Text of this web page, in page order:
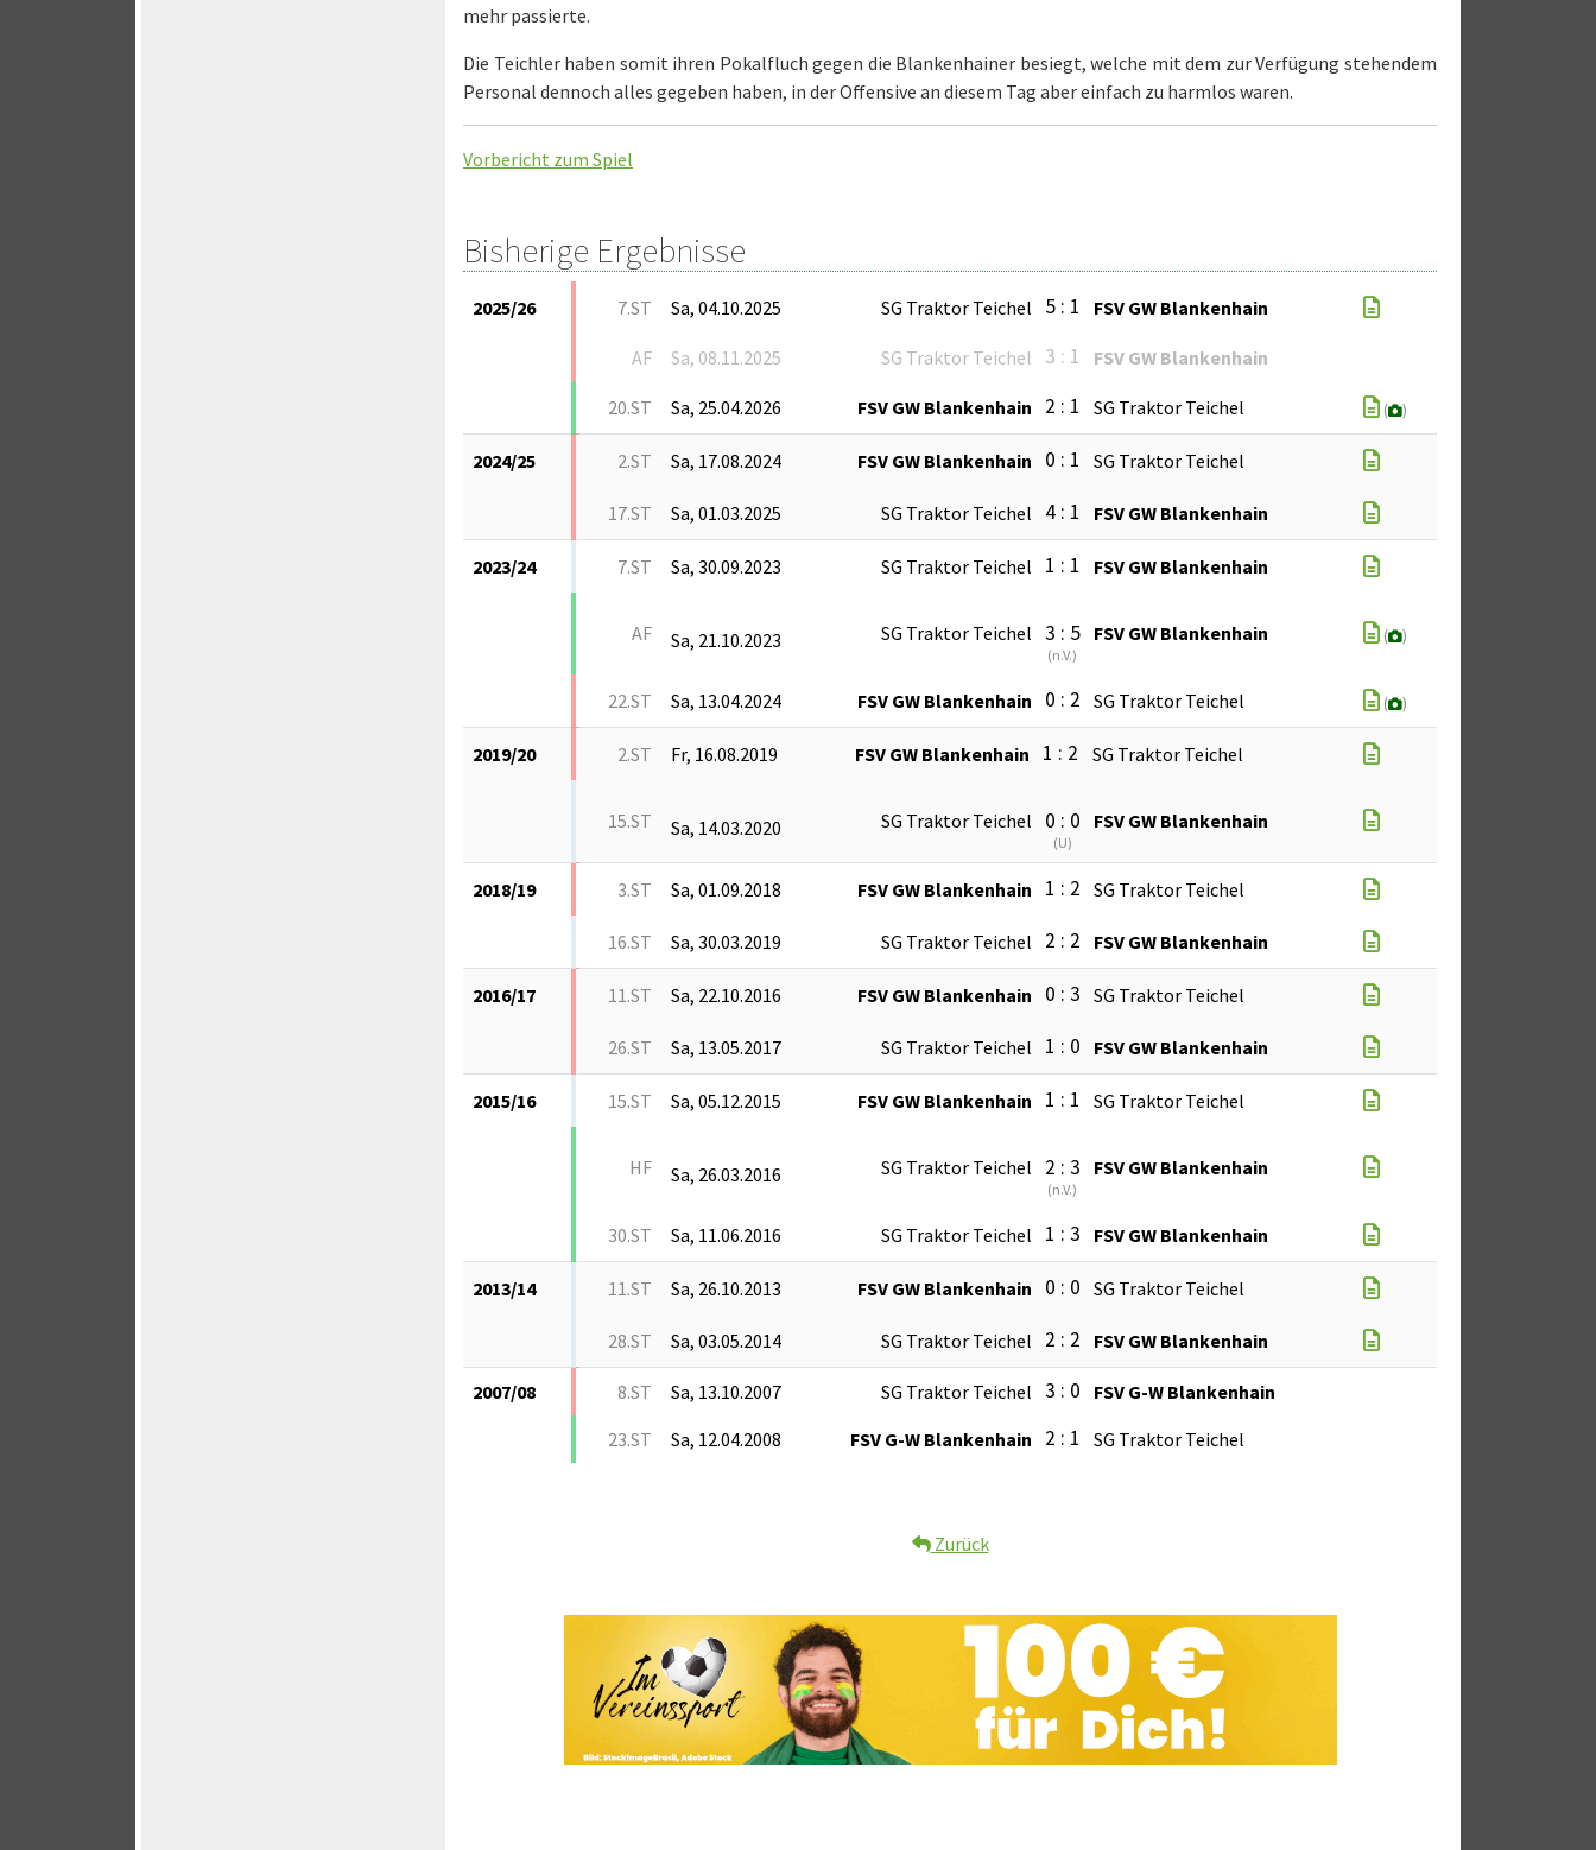
mehr passierte.
Die Teichler haben somit ihren Pokalfluch gegen die Blankenhainer besiegt, welche mit dem zur Verfügung stehendem
Personal dennoch alles gegeben haben, in der Offensive an diesem Tag aber einfach zu harmlos waren.
Vorbericht zum Spiel
Bisherige Ergebnisse
2025/26 7.ST Sa, 04.10.2025 SG Traktor Teichel 5 : 1 FSV GW Blankenhain
AF Sa, 08.11.2025 SG Traktor Teichel 3 : 1 FSV GW Blankenhain
20.ST Sa, 25.04.2026 FSV GW Blankenhain 2 : 1 SG Traktor Teichel ( )
2024/25 2.ST Sa, 17.08.2024 FSV GW Blankenhain 0 : 1 SG Traktor Teichel
17.ST Sa, 01.03.2025 SG Traktor Teichel 4 : 1 FSV GW Blankenhain
2023/24 7.ST Sa, 30.09.2023 SG Traktor Teichel 1 : 1 FSV GW Blankenhain
AF Sa, 21.10.2023 SG Traktor Teichel 3 : 5
(n.V.)
FSV GW Blankenhain ( )
22.ST Sa, 13.04.2024 FSV GW Blankenhain 0 : 2 SG Traktor Teichel ( )
2019/20 2.ST Fr, 16.08.2019 FSV GW Blankenhain 1 : 2 SG Traktor Teichel
15.ST Sa, 14.03.2020 SG Traktor Teichel 0 : 0
(U)
FSV GW Blankenhain
2018/19 3.ST Sa, 01.09.2018 FSV GW Blankenhain 1 : 2 SG Traktor Teichel
16.ST Sa, 30.03.2019 SG Traktor Teichel 2 : 2 FSV GW Blankenhain
2016/17 11.ST Sa, 22.10.2016 FSV GW Blankenhain 0 : 3 SG Traktor Teichel
26.ST Sa, 13.05.2017 SG Traktor Teichel 1 : 0 FSV GW Blankenhain
2015/16 15.ST Sa, 05.12.2015 FSV GW Blankenhain 1 : 1 SG Traktor Teichel
HF Sa, 26.03.2016 SG Traktor Teichel 2 : 3
(n.V.)
FSV GW Blankenhain
30.ST Sa, 11.06.2016 SG Traktor Teichel 1 : 3 FSV GW Blankenhain
2013/14 11.ST Sa, 26.10.2013 FSV GW Blankenhain 0 : 0 SG Traktor Teichel
28.ST Sa, 03.05.2014 SG Traktor Teichel 2 : 2 FSV GW Blankenhain
2007/08 8.ST Sa, 13.10.2007 SG Traktor Teichel 3 : 0
FSV G-W Blankenhain
23.ST
Sa, 12.04.2008 FSV G-W Blankenhain 2 : 1 SG Traktor Teichel
Zurück